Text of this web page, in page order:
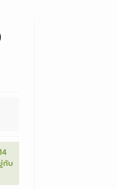
กับ